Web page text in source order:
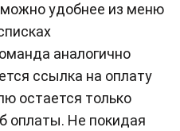
можно удобнее из меню
аналогично
ссылка на оплату
остается только
оплаты. Не покидая